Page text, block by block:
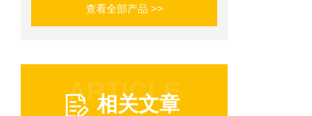
查看全部产品 >>
ARTICLE
相关文章